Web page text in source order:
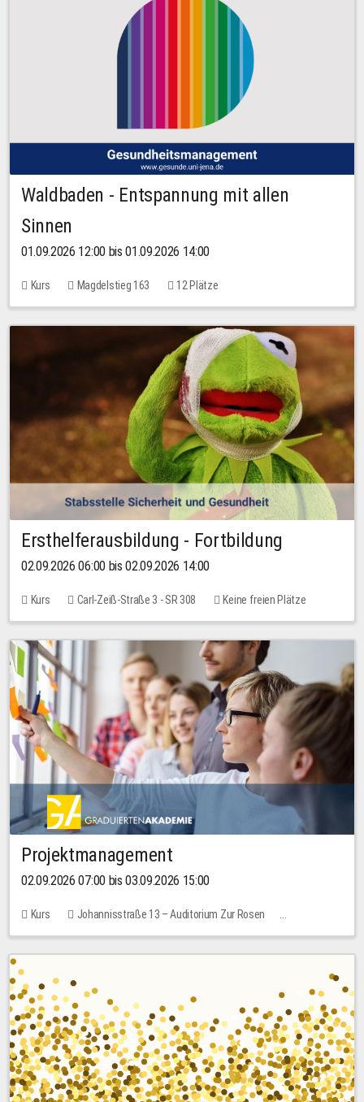
Waldbaden - Entspannung mit allen
Sinnen
01.09.2026 12:00 bis 01.09.2026 14:00
Kurs Magdelstieg 163 12 Plätze
Ersthelferausbildung - Fortbildung
02.09.2026 06:00 bis 02.09.2026 14:00
Kurs Carl-Zeiß-Straße 3 - SR 308 Keine freien Plätze
Projektmanagement
02.09.2026 07:00 bis 03.09.2026 15:00
Kurs
Johannisstraße 13 – Auditorium Zur Rosen
Keine freien Plätze
30,00 EUR